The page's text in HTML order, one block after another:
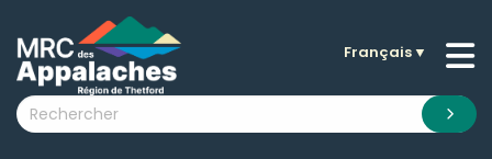
submenu (La MRC )
submenu (Citoyens )
Français▼